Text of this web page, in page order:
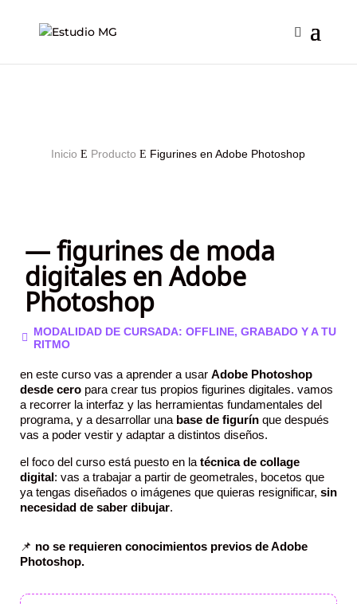
Inicio E Producto E Figurines en Adobe Photoshop
— figurines de moda
digitales en Adobe
Photoshop
 MODALIDAD DE CURSADA: OFFLINE, GRABADO Y A TU
RITMO
en este curso vas a aprender a usar Adobe Photoshop
desde ceropara crear tus propios figurines digitales. vamos
a recorrer la interfaz y las herramientas fundamentales del
programa, y a desarrollar una base de figurínque después
vas a poder vestir y adaptar a distintos diseños.
el foco del curso está puesto en la técnica de collage
digital: vas a trabajar a partir de geometrales, bocetos que
ya tengas diseñados o imágenes que quieras resignificar, sin
necesidad de saber dibujar.
📌 no se requieren conocimientos previos de Adobe
Photoshop.